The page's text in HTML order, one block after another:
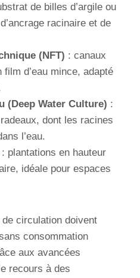
de billes d’argile ou
racinaire et de
(NFT) : canaux
d’eau mince, adapté
(Deep Water Culture) :
dont les racines
l’eau.
: plantations en hauteur
idéale pour espaces
circulation doivent
consommation
aux avancées
recours à des